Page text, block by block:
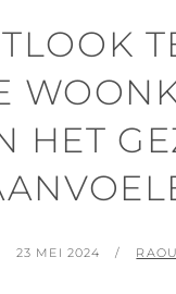
HET
GEPLAATST
23 MEI 2024 BY